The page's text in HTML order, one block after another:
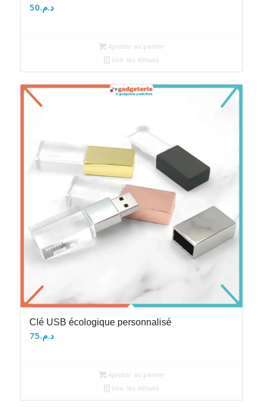
د.م.50
Ajouter au panier
Voir les détails
Clé USB écologique personnalisé
د.م.75
Ajouter au panier
Voir les détails